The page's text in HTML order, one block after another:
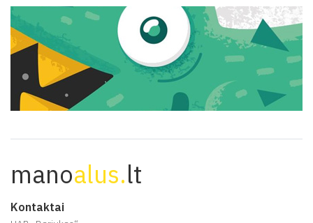
manoalus.lt
Kontaktai